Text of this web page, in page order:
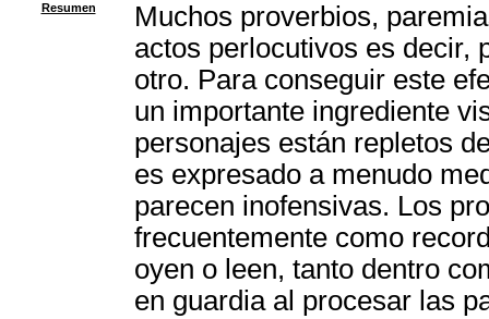
Resumen
Muchos proverbios,
actos perlocutivos es decir,
otro. Para conseguir este
un importante ingrediente
personajes están repletos
es expresado a menudo
parecen inofensivas. Los
frecuentemente como
oyen o leen, tanto dentro
en guardia al procesar las